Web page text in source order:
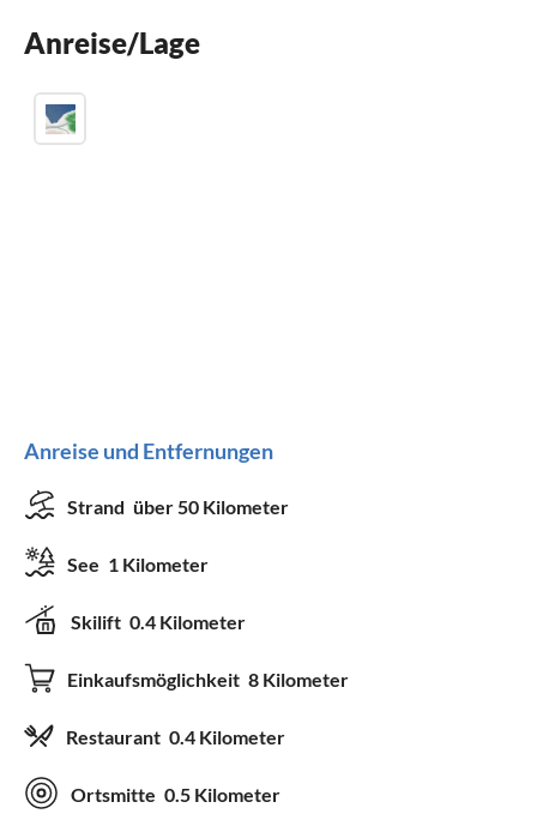
Kinderbett
Anreise/Lage
Anreise und Entfernungen
Strand über 50 Kilometer
See 1 Kilometer
Skilift 0.4 Kilometer
Einkaufsmöglichkeit 8 Kilometer
Restaurant 0.4 Kilometer
Ortsmitte 0.5 Kilometer